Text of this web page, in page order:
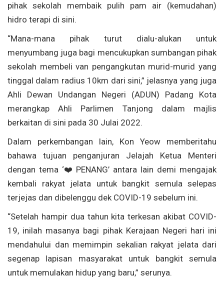
pihak sekolah membaik pulih pam air (kemudahan)
hidro terapi di sini.
“Mana-mana pihak turut dialu-alukan untuk
menyumbang juga bagi mencukupkan sumbangan pihak
sekolah membeli van pengangkutan murid-murid yang
tinggal dalam radius 10km dari sini,” jelasnya yang juga
Ahli Dewan Undangan Negeri (ADUN) Padang Kota
merangkap Ahli Parlimen Tanjong dalam majlis
berkaitan di sini pada 30 Julai 2022.
Dalam perkembangan lain, Kon Yeow memberitahu
bahawa tujuan penganjuran Jelajah Ketua Menteri
dengan tema ‘❤️PENANG’ antara lain demi mengajak
kembali rakyat jelata untuk bangkit semula selepas
terjejas dan dibelenggu dek COVID-19 sebelum ini.
“Setelah hampir dua tahun kita terkesan akibat COVID-
19, inilah masanya bagi pihak Kerajaan Negeri hari ini
mendahului dan memimpin sekalian rakyat jelata dari
segenap lapisan masyarakat untuk bangkit semula
untuk memulakan hidup yang baru,” serunya.